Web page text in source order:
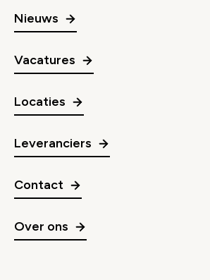
Nieuws
Vacatures
Locaties
Leveranciers
Contact
Over ons